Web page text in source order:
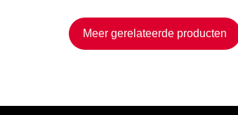
Meer gerelateerde producten